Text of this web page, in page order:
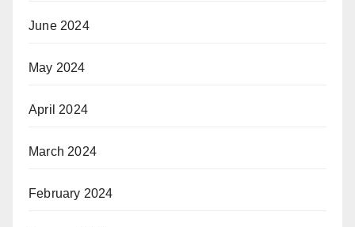
June 2024
May 2024
April 2024
March 2024
February 2024